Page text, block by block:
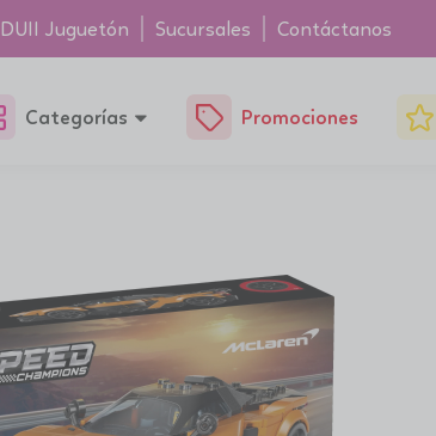
DUII Juguetón Sucursales Contáctanos
Categorías Promociones